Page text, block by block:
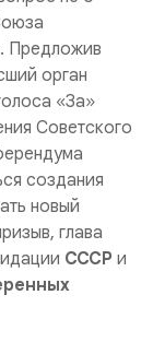
Предложив
орган
«За»
Советского
создания
новый
глава
СССР и